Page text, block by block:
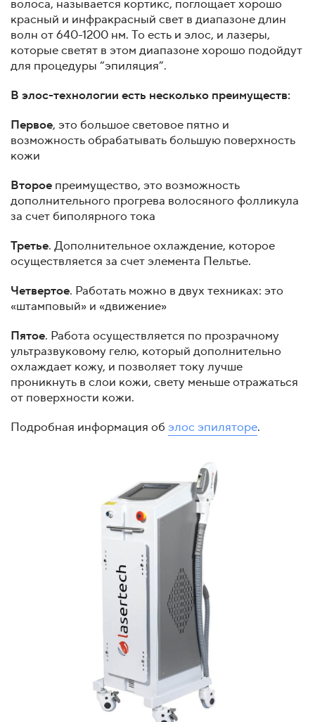
волоса, называется кортикс, поглощает хорошо
красный и инфракрасный свет в диапазоне длин
волн от 640-1200 нм. То есть и элос, и лазеры,
которые светят в этом диапазоне хорошо подойдут
для процедуры “эпиляция”.
В элос-технологии есть несколько преимуществ:
Первое, это большое световое пятно и
возможность обрабатывать большую поверхность
кожи
Второе преимущество, это возможность
дополнительного прогрева волосяного фолликула
за счет биполярного тока
Третье. Дополнительное охлаждение, которое
осуществляется за счет элемента Пельтье.
Четвертое. Работать можно в двух техниках: это
«штамповый» и «движение»
Пятое. Работа осуществляется по прозрачному
ультразвуковому гелю, который дополнительно
охлаждает кожу, и позволяет току лучше
проникнуть в слои кожи, свету меньше отражаться
от поверхности кожи.
Подробная информация об элос эпиляторе.